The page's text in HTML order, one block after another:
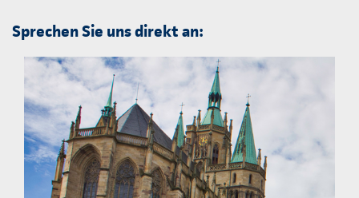
Sprechen Sie uns direkt an: